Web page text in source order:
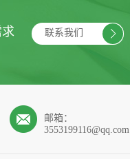
联系我们
邮箱：
3553199116@qq.com